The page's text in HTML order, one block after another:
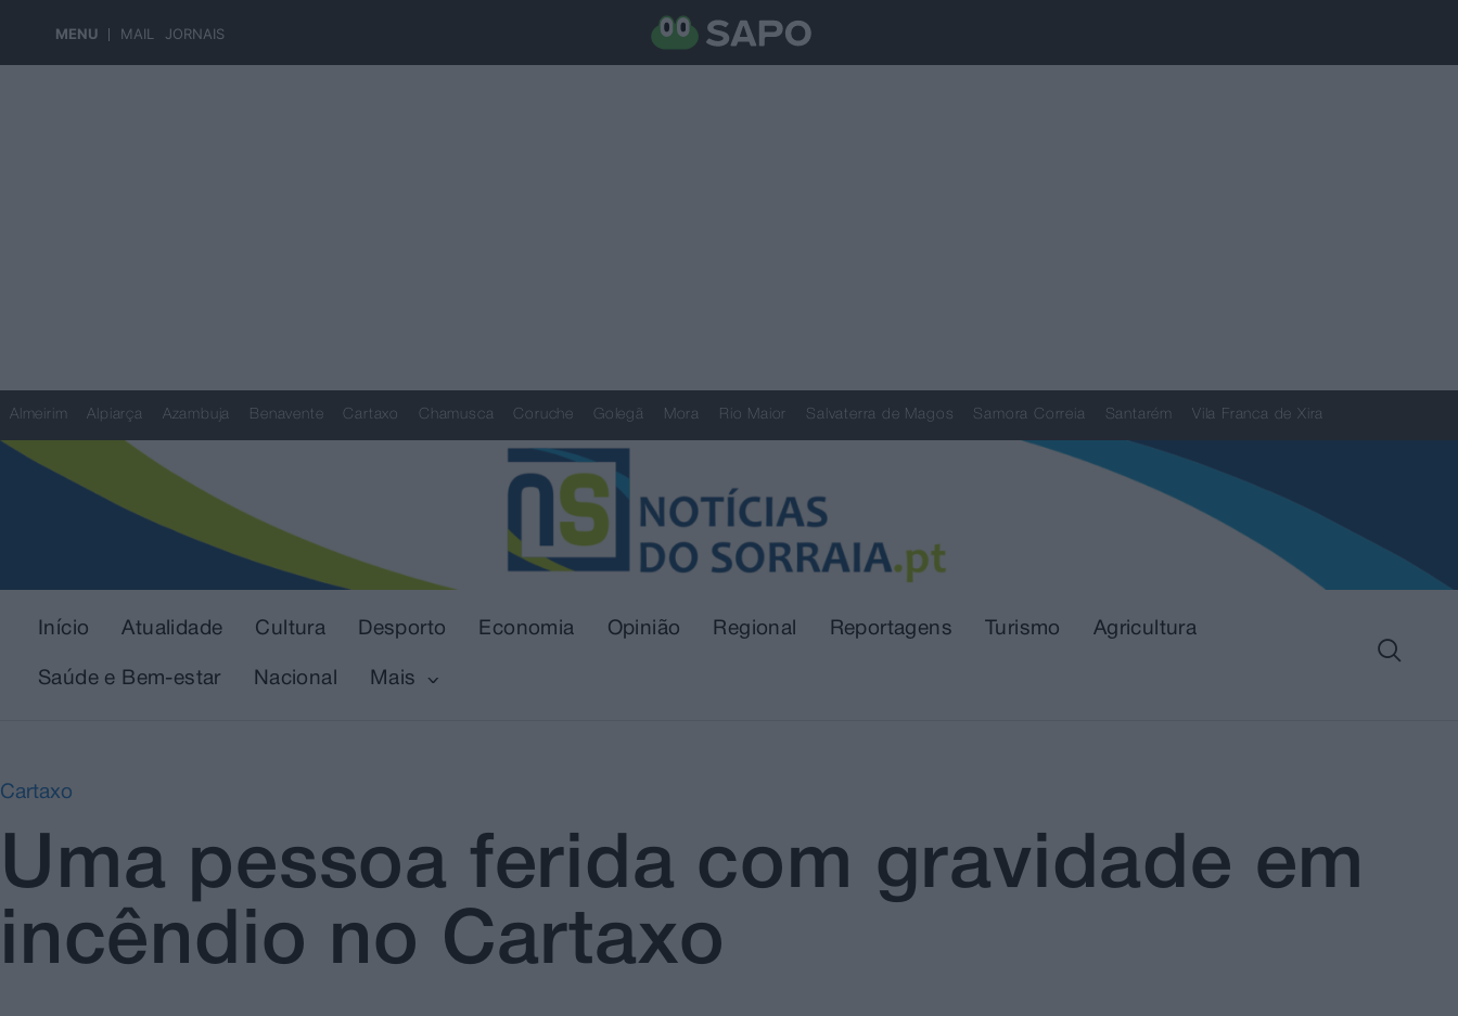
MENU MAIL JORNAIS
Almeirim Alpiarça Azambuja Benavente Cartaxo Chamusca Coruche Golegã Mora Rio Maior Salvaterra de Magos Samora Correia Santarém Vila Franca de Xira
Início Atualidade Cultura Desporto Economia Opinião Regional Reportagens Turismo Agricultura
Saúde e Bem-estar Nacional Mais
Cartaxo
Uma pessoa ferida com gravidade em
incêndio no Cartaxo